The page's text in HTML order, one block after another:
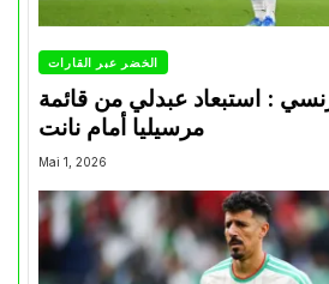
الخضر عبر القارات
: استبعاد عبدلي من قائمة
مرسيليا أمام نانت
Mai 1, 2026